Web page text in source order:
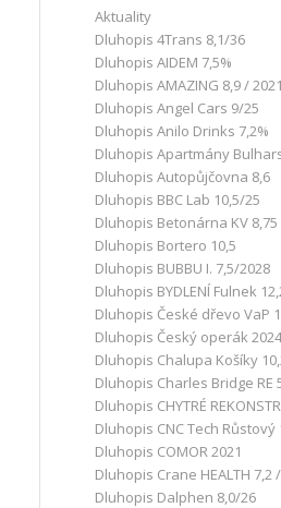
Aktuality
Dluhopis 4Trans 8,1/36
Dluhopis AIDEM 7,5%
Dluhopis AMAZING 8,9 / 2021
Dluhopis Angel Cars 9/25
Dluhopis Anilo Drinks 7,2%
Dluhopis Apartmány
Dluhopis Autopůjčovna 8,6
Dluhopis BBC Lab 10,5/25
Dluhopis Betonárna KV 8,75
Dluhopis Bortero 10,5
Dluhopis BUBBU I. 7,5/2028
Dluhopis BYDLENÍ Fulnek
Dluhopis České dřevo VaP
Dluhopis Český operák
Dluhopis Chalupa Košíky
Dluhopis Charles Bridge RE
Dluhopis CHYTRÉ
Dluhopis CNC Tech Růstový
Dluhopis COMOR 2021
Dluhopis Crane HEALTH 7,2
Dluhopis Dalphen 8,0/26